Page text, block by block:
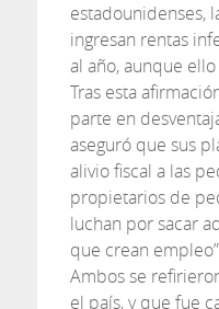
estadounidenses,
ingresan rentas
al año, aunque
Tras esta
parte en
aseguró que sus
alivio fiscal a las
propietarios de
luchan por sacar
que crean
Ambos se
el país, y que fue